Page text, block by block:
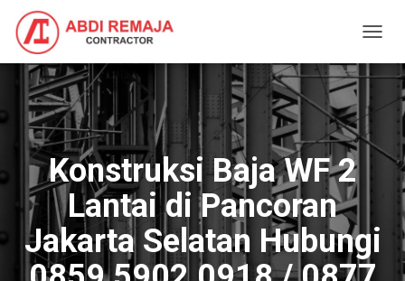
O
G
N
A
T
I
Konstruksi Baja WF 2
Lantai di Pancoran
Jakarta Selatan Hubungi